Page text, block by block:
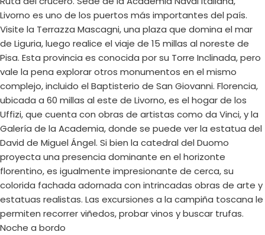
Livorno es uno de los puertos más importantes del país.
Visite la Terrazza Mascagni, una plaza que domina el mar
de Liguria, luego realice el viaje de 15 millas al noreste de
Pisa. Esta provincia es conocida por su Torre Inclinada, pero
vale la pena explorar otros monumentos en el mismo
complejo, incluido el Baptisterio de San Giovanni. Florencia,
ubicada a 60 millas al este de Livorno, es el hogar de los
Uffizi, que cuenta con obras de artistas como da Vinci, y la
Galería de la Academia, donde se puede ver la estatua del
David de Miguel Ángel. Si bien la catedral del Duomo
proyecta una presencia dominante en el horizonte
florentino, es igualmente impresionante de cerca, su
colorida fachada adornada con intrincadas obras de arte y
estatuas realistas. Las excursiones a la campiña toscana le
permiten recorrer viñedos, probar vinos y buscar trufas.
Noche a bordo